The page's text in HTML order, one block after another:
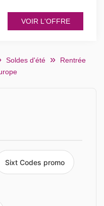
VOIR L'OFFRE
Soldes d'été
Rentrée
Sixt Codes promo